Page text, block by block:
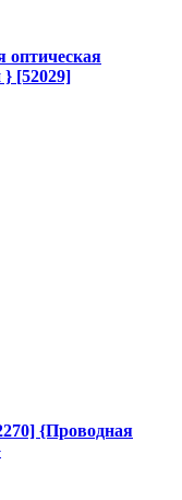
оптическая
[52029]
{Проводная